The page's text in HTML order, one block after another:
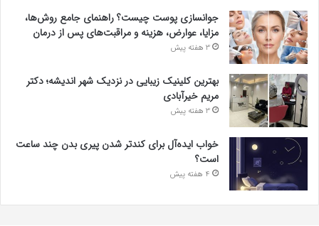
جوانسازی پوست چیست؟ راهنمای جامع روش‌ها،
مزایا، عوارض، هزینه و مراقبت‌های پس از درمان
3 هفته پیش
بهترین کلینیک زیبایی در نزدیک شهر اندیشه؛ دکتر
مریم خیرآبادی
3 هفته پیش
خواب ایده‌آل برای کندتر شدن پیری بدن چند ساعت
است؟
4 هفته پیش